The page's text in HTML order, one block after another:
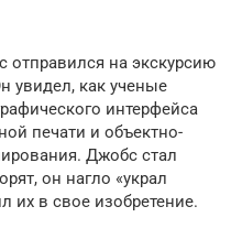
отправился на экскурсию
увидел, как ученые
интерфейса
печати и объектно-
Джобс стал
он нагло «украл
их в свое изобретение.